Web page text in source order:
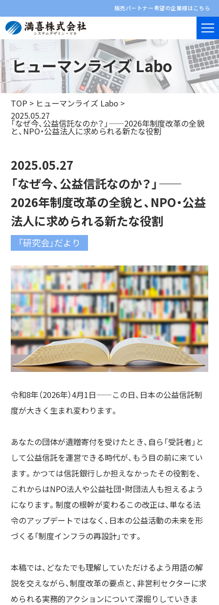
販売パートナー希望の企業様はこちら
ヒューマンライズ Labo
TOP > ヒューマンライズ Labo >
2025.05.27
「なぜ今、公益信託なのか？」——2026年制度改革の全貌
と、NPO・公益法人に求められる新たな役割
2025.05.27
「なぜ今、公益信託なのか？」——
2026年制度改革の全貌と、NPO・公益
法人に求められる新たな役割
「研究会」だより
令和8年（2026年）4月1日——この日、日本の公益信託制
度が大きく生まれ変わります。
あなたの団体が遺贈寄付を受けたとき、自ら「受託者」と
して公益信託を運営できる時代が、もう目の前に来てい
ます。かつては信託銀行しか担えなかったその役割を、
これからはNPO法人や公益社団・財団法人も担えるよう
になります。制度の根幹が変わるこの改正は、単なる法
令のアップデートではなく、日本の公益活動の未来を形
づくる「制度インフラの再設計」です。
本稿では、どなたでも理解していただけるよう用語の解
説を交えながら、制度改革の要点と、非営利セクターに求
められる実務的アクションについて深掘りしていきま